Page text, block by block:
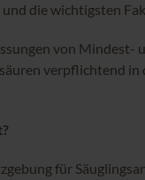
die wichtigsten
von
verpflichtend
für